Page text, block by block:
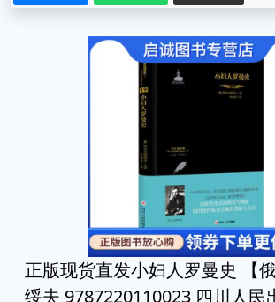
正版现货直发小妇人罗曼史 【
绥夫 9787220110023 四川人民